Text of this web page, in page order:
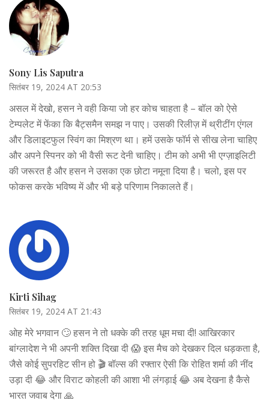
Sony Lis Saputra
सितंबर 19, 2024 AT 20:53
असल में देखो, हसन ने वही किया जो हर कोच चाहता है – बॉल को ऐसे
टेम्पलेट में फेंका कि बैट्समैन समझ न पाए। उसकी रिलीज़ में थ्रीटींग एंगल
और डिलाइटफुल स्विंग का मिश्रण था। हमें उसके फॉर्म से सीख लेना चाहिए
और अपने स्पिनर को भी वैसी रूट देनी चाहिए। टीम को अभी भी एग्ज़ाइलिटी
की जरूरत है और हसन ने उसका एक छोटा नमूना दिया है। चलो, इस पर
फोकस करके भविष्य में और भी बड़े परिणाम निकालते हैं।
Kirti Sihag
सितंबर 19, 2024 AT 21:43
ओह मेरे भगवान 🙄 हसन ने तो धक्के की तरह धूम मचा दी! आखिरकार
बांग्लादेश ने भी अपनी शक्ति दिखा दी 😱 इस मैच को देखकर दिल धड़कता है,
जैसे कोई सुपरहिट सीन हो 🎬 बॉल्स की रफ्तार ऐसी कि रोहित शर्मा की नींद
उड़ा दी 😂 और विराट कोहली की आशा भी लंगड़ाई 😂 अब देखना है कैसे
भारत जवाब देगा 🙏